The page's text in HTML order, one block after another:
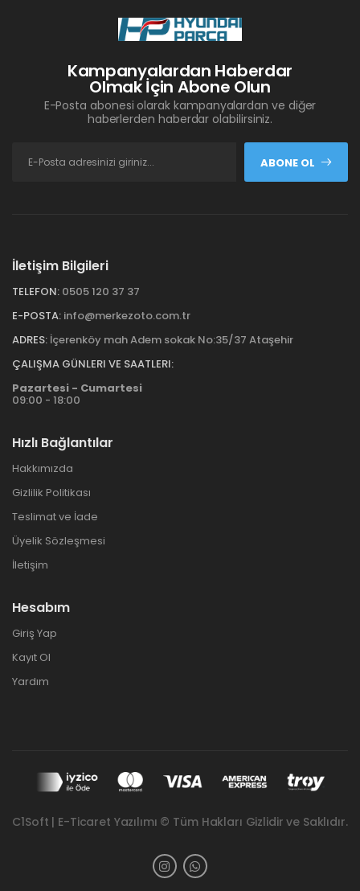
Kampanyalardan Haberdar
Olmak İçin Abone Olun
E-Posta abonesi olarak kampanyalardan ve diğer
haberlerden haberdar olabilirsiniz.
ABONE OL
İletişim Bilgileri
TELEFON: 0505 120 37 37
E-POSTA: info@merkezoto.com.tr
ADRES: İçerenköy mah Adem sokak No:35/37 Ataşehir
ÇALIŞMA GÜNLERI VE SAATLERI:
Pazartesi - Cumartesi
09:00 - 18:00
Hızlı Bağlantılar
Hakkımızda
Gizlilik Politikası
Teslimat ve İade
Üyelik Sözleşmesi
İletişim
Hesabım
Giriş Yap
Kayıt Ol
Yardım
C1Soft | E-Ticaret Yazılımı © Tüm Hakları Gizlidir ve Saklıdır.